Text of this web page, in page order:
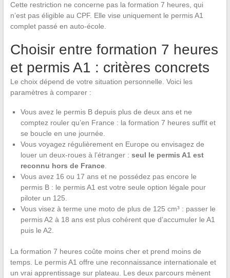
Cette restriction ne concerne pas la formation 7 heures, qui
n’est pas éligible au CPF. Elle vise uniquement le permis A1
complet passé en auto-école.
Choisir entre formation 7 heures
et permis A1 : critères concrets
Le choix dépend de votre situation personnelle. Voici les
paramètres à comparer :
Vous avez le permis B depuis plus de deux ans et ne
comptez rouler qu’en France : la formation 7 heures suffit et
se boucle en une journée.
Vous voyagez régulièrement en Europe ou envisagez de
louer un deux-roues à l’étranger : seul le permis A1 est
reconnu hors de France.
Vous avez 16 ou 17 ans et ne possédez pas encore le
permis B : le permis A1 est votre seule option légale pour
piloter un 125.
Vous visez à terme une moto de plus de 125 cm³ : passer le
permis A2 à 18 ans est plus cohérent que d’accumuler le A1
puis le A2.
La formation 7 heures coûte moins cher et prend moins de
temps. Le permis A1 offre une reconnaissance internationale et
un vrai apprentissage sur plateau. Les deux parcours mènent